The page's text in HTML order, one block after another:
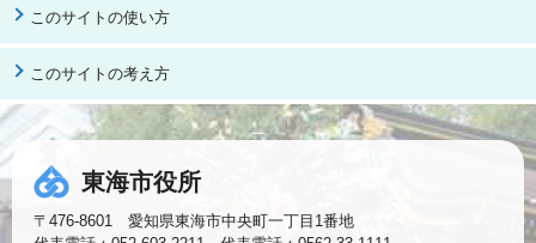
このサイトの使い方
このサイトの考え方
東海市役所
〒476-8601 愛知県東海市中央町一丁目1番地